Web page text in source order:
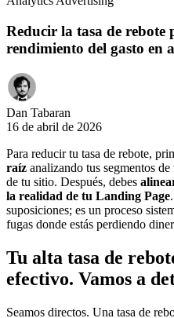
Reducir la tasa de rebote
rendimiento del gasto en
Dan Tabaran
16 de abril de 2026
Para reducir tu tasa de rebote,
raíz analizando tus segmentos
de tu sitio. Después, debes
la realidad de tu Landing Page
suposiciones; es un proceso
fugas donde estás perdiendo
Tu alta tasa de
efectivo. Vamos a
Seamos directos. Una tasa de